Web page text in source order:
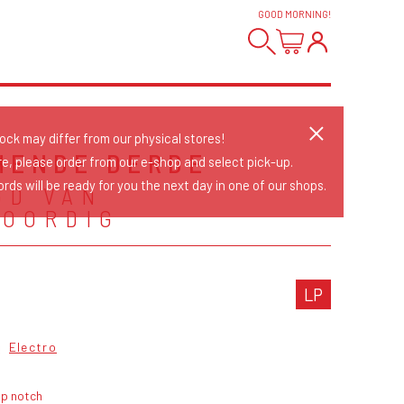
GOOD MORNING!
DERDE
VAN
LP
Electro
notch
may differ from our physical stores!
please order from our e-shop and select pick-up.
will be ready for you the next day in one of our shops.